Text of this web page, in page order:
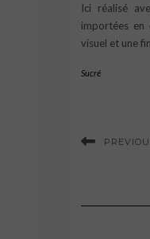
Ici réalisé
importées en
visuel et une
Sucré